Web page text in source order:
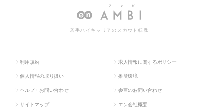
若手ハイキャリアのスカウト転職
利用規約 求人情報に関するポリシー
個人情報の取り扱い 推奨環境
ヘルプ・お問い合わせ 参画のお問い合わせ
サイトマップ エン会社概要